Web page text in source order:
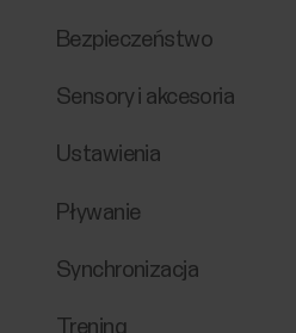
Bezpieczeństwo
Sensory i akcesoria
Ustawienia
Pływanie
Synchronizacja
Trening